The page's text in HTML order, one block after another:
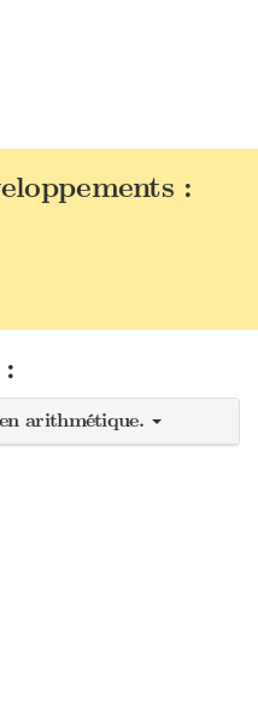
:
arithmétique.